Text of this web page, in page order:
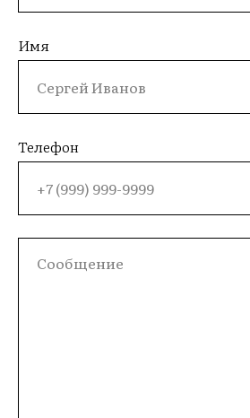
Имя
Телефон